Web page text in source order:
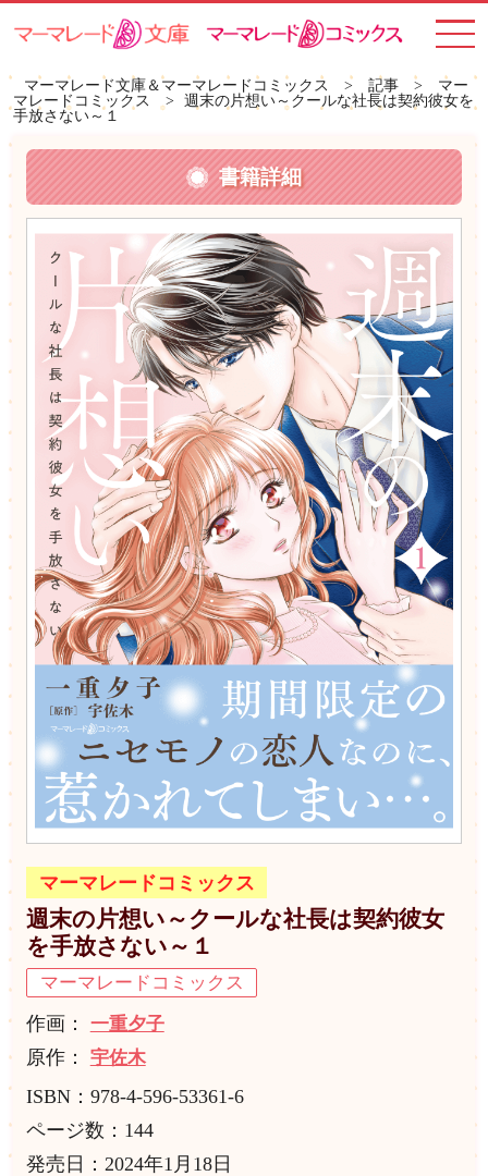
toggle
マーマレード文庫＆マーマレードコミックス
> 記事 >
マー
マレードコミックス
>
週末の片想い～クールな社長は契約彼女を
手放さない～１
書籍詳細
マーマレードコミックス
週末の片想い～クールな社長は契約彼女
を手放さない～１
マーマレードコミックス
作画： 一重夕子
原作： 宇佐木
ISBN：978-4-596-53361-6
ページ数：144
発売日：2024年1月18日